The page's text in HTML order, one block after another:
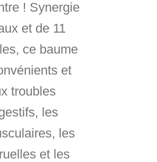
! Synergie
et de 11
ce baume
et
troubles
les
les
et les